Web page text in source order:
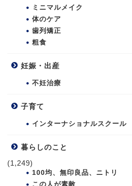
ミニマルメイク
体のケア
歯列矯正
粗食
妊娠・出産
不妊治療
子育て
インターナショナルスクール
暮らしのこと
(1,249)
100均、無印良品、ニトリ
この人が素敵